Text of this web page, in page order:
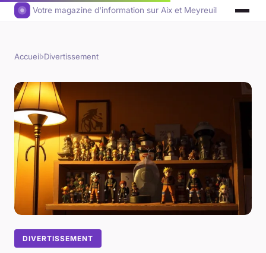
Votre magazine d'information sur Aix et Meyreuil
Accueil›Divertissement
DIVERTISSEMENT